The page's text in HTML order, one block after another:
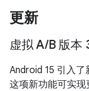
更新
虚拟 A/B 版本
Android 15 引入了
这项新功能可实现